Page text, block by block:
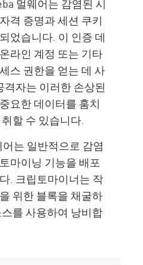
멀웨어는 감염된 시
격 증명과 세션 쿠키
었습니다. 이 인증 데
라인 계정 또는 기타
스 권한을 얻는 데 사
격자는 이러한 손상된
요한 데이터를 훔치
할 수 있습니다.
어는 일반적으로 감염
마이닝 기능을 배포
. 크립토마이너는 작
위한 블록을 채굴하
를 사용하여 낭비합